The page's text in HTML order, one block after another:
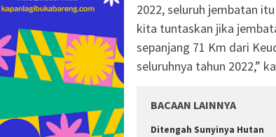
2022, seluruh jembatan
kita tuntaskan jika
sepanjang 71 Km dari
seluruhnya tahun 2022,”
BACAAN LAINNYA
Ditengah Sunyinya Hutan